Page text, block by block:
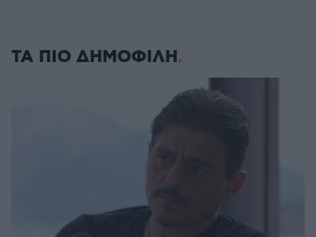
ΤΑ ΠΙΟ ΔΗΜΟΦΙΛΗ